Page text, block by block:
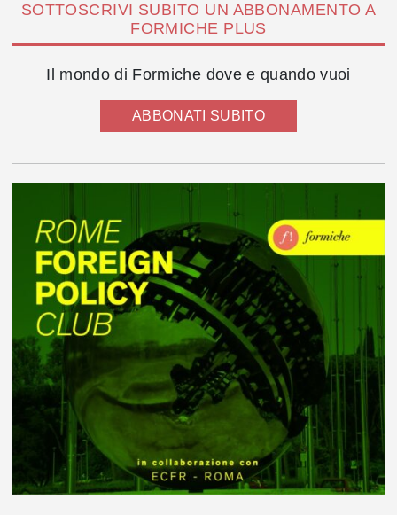
SOTTOSCRIVI SUBITO UN ABBONAMENTO A
FORMICHE PLUS
Il mondo di Formiche dove e quando vuoi
ABBONATI SUBITO